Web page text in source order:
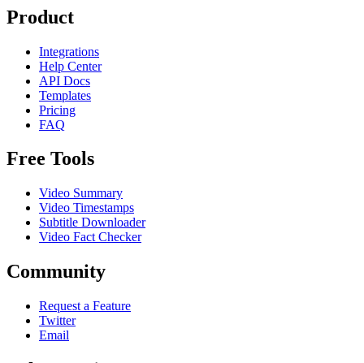
Product
Integrations
Help Center
API Docs
Templates
Pricing
FAQ
Free Tools
Video Summary
Video Timestamps
Subtitle Downloader
Video Fact Checker
Community
Request a Feature
Twitter
Email